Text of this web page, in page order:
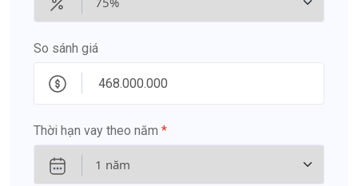
So sánh giá
Thời hạn vay theo năm *